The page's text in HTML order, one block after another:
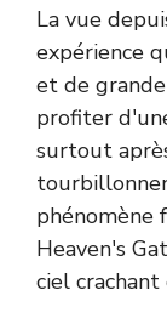
La vue
expérience
et de
profiter
surtout
phénomène
Heaven's
ciel crachant